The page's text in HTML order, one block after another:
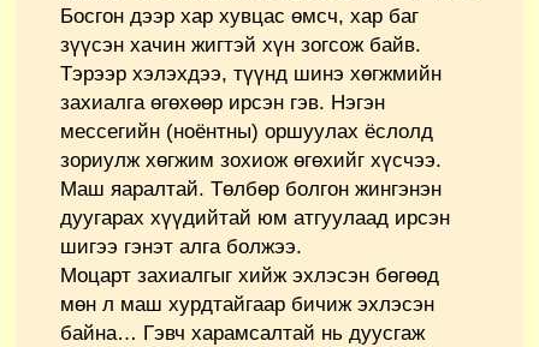
Босгон дээр хар хувцас өмсч, хар баг
зүүсэн хачин жигтэй хүн зогсож байв.
Тэрээр хэлэхдээ, түүнд шинэ хөгжмийн
захиалга өгөхөөр ирсэн гэв. Нэгэн
мессегийн (ноёнтны) оршуулах ёслолд
зориулж хөгжим зохиож өгөхийг хүсчээ.
Маш яаралтай. Төлбөр болгон жингэнэн
дуугарах хүүдийтай юм атгуулаад ирсэн
шигээ гэнэт алга болжээ.
Моцарт захиалгыг хийж эхлэсэн бөгөөд
мөн л маш хурдтайгаар бичиж эхлэсэн
байна… Гэвч харамсалтай нь дуусгаж